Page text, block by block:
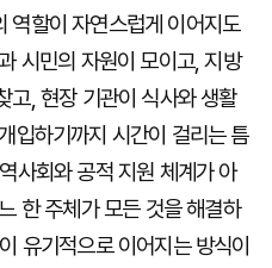
역할이 자연스럽게 이어지도
시민의 자원이 모이고, 지방
고, 현장 기관이 식사와 생활
입하기까지 시간이 걸리는 틈
사회와 공적 지원 체계가 아
한 주체가 모든 것을 해결하
유기적으로 이어지는 방식이